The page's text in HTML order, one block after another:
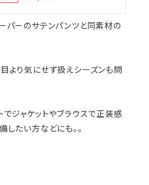
パーのサテンパンツと同素材の
より気にせず扱えシーズンも問
でジャケットやブラウスで正装感
したい方などにも。。